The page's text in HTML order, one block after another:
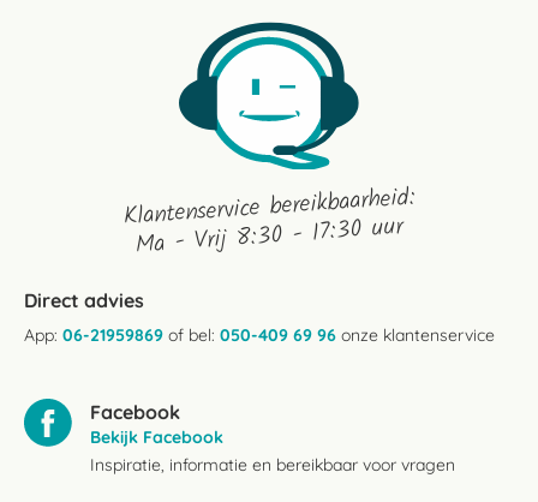
Klantenservice bereikbaarheid:
Ma - Vrij 8:30 - 17:30 uur
Direct advies
App: 06-21959869 of bel: 050-409 69 96 onze klantenservice
Facebook
Bekijk Facebook
Inspiratie, informatie en bereikbaar voor vragen